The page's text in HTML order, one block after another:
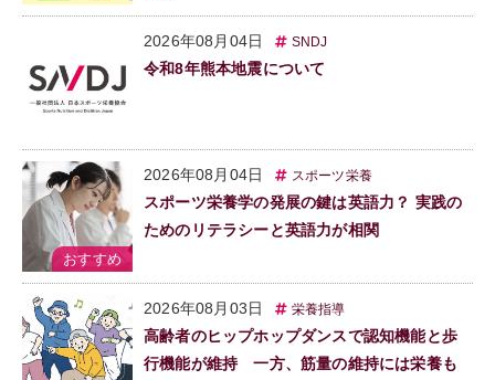
2026年08月04日 SNDJ
令和8年熊本地震について
2026年08月04日 スポーツ栄養
スポーツ栄養学の発展の鍵は英語力？ 実践の
ためのリテラシーと英語力が相関
2026年08月03日 栄養指導
高齢者のヒップホップダンスで認知機能と歩
行機能が維持 一方、筋量の維持には栄養も